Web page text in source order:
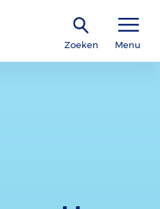
Zoeken Menu